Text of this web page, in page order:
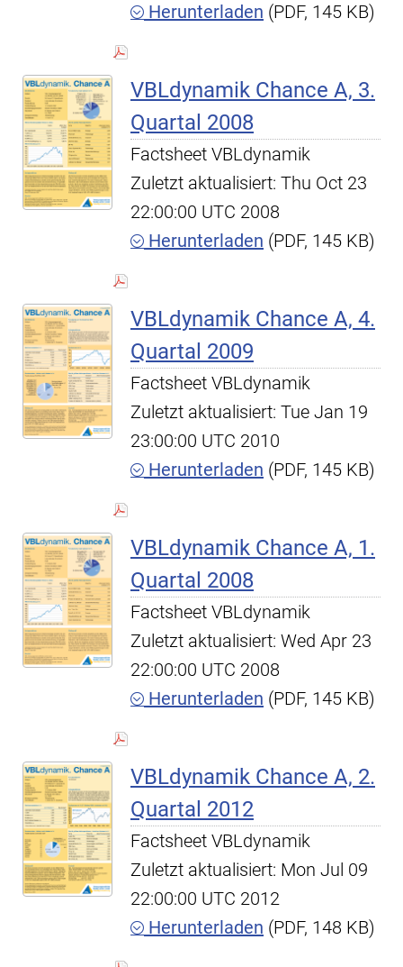
Herunterladen (PDF, 145 KB)
VBLdynamik Chance A, 3.
Quartal 2008
Factsheet VBLdynamik
Zuletzt aktualisiert: Thu Oct 23
22:00:00 UTC 2008
Herunterladen (PDF, 145 KB)
VBLdynamik Chance A, 4.
Quartal 2009
Factsheet VBLdynamik
Zuletzt aktualisiert: Tue Jan 19
23:00:00 UTC 2010
Herunterladen (PDF, 145 KB)
VBLdynamik Chance A, 1.
Quartal 2008
Factsheet VBLdynamik
Zuletzt aktualisiert: Wed Apr 23
22:00:00 UTC 2008
Herunterladen (PDF, 145 KB)
VBLdynamik Chance A, 2.
Quartal 2012
Factsheet VBLdynamik
Zuletzt aktualisiert: Mon Jul 09
22:00:00 UTC 2012
Herunterladen (PDF, 148 KB)